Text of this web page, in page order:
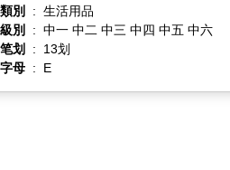
別
: 生活用品
別
: 中一 中二 中三 中四 中五 中六
笔划
:
13划
字母 : E